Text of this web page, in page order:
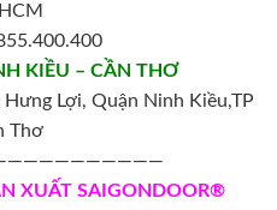
KIỀU – CẦN THƠ
Lợi, Quận Ninh Kiều,TP
Thơ
XUẤT SAIGONDOOR®